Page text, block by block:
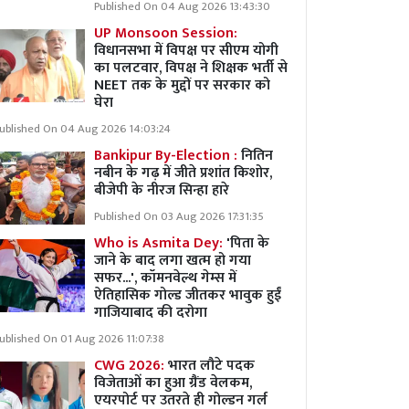
Published On 04 Aug 2026 13:43:30
UP Monsoon Session:
विधानसभा में विपक्ष पर सीएम योगी
का पलटवार, विपक्ष ने शिक्षक भर्ती से
NEET तक के मुद्दों पर सरकार को
घेरा
On 04 Aug 2026 14:03:24
Bankipur By-Election :नितिन
नबीन के गढ़ में जीते प्रशांत किशोर,
बीजेपी के नीरज सिन्हा हारे
Published On 03 Aug 2026 17:31:35
Who is Asmita Dey: 'पिता के
जाने के बाद लगा खत्म हो गया
सफर...', कॉमनवेल्थ गेम्स में
ऐतिहासिक गोल्ड जीतकर भावुक हुईं
गाजियाबाद की दरोगा
On 01 Aug 2026 11:07:38
CWG 2026:भारत लौटे पदक
विजेताओं का हुआ ग्रैंड वेलकम,
एयरपोर्ट पर उतरते ही गोल्डन गर्ल